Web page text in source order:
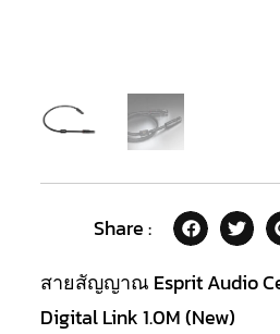
Share :
สายสัญญาณ Esprit Audio
Digital Link 1.0M (New)